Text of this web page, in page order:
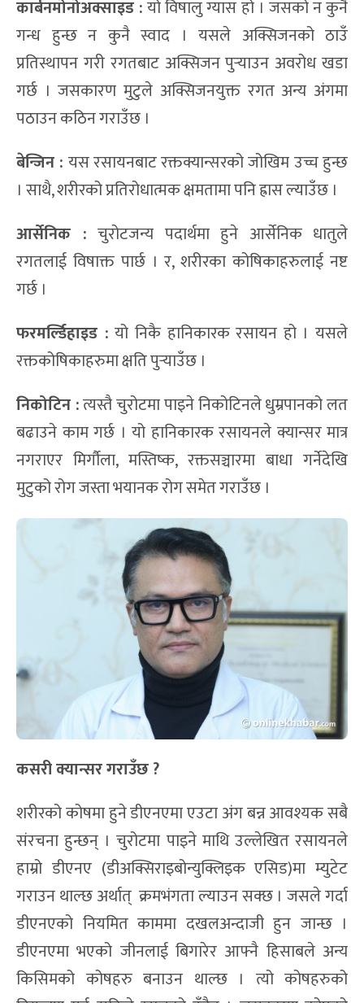
कार्बनमोनोअक्साइड :यो विषालु ग्यास हो । जसको न कुनै
गन्ध हुन्छ न कुनै स्वाद । यसले अक्सिजनको ठाउँ
प्रतिस्थापन गरी रगतबाट अक्सिजन पुर्‍याउन अवरोध खडा
गर्छ । जसकारण मुटुले अक्सिजनयुक्त रगत अन्य अंगमा
पठाउन कठिन गराउँछ ।
बेन्जिन : यस रसायनबाट रक्तक्यान्सरको जोखिम उच्च हुन्छ
। साथै, शरीरको प्रतिरोधात्मक क्षमतामा पनि ह्रास ल्याउँछ ।
आर्सेनिक : चुरोटजन्य पदार्थमा हुने आर्सेनिक धातुले
रगतलाई विषाक्त पार्छ । र, शरीरका कोषिकाहरुलाई नष्ट
गर्छ ।
फरमर्ल्डिहाइड : यो निकै हानिकारक रसायन हो । यसले
रक्तकोषिकाहरुमा क्षति पुर्‍याउँछ ।
निकोटिन :त्यस्तै चुरोटमा पाइने निकोटिनले धुम्रपानको लत
बढाउने काम गर्छ । यो हानिकारक रसायनले क्यान्सर मात्र
नगराएर मिर्गौला, मस्तिष्क, रक्तसञ्चारमा बाधा गर्नेदेखि
मुटुको रोग जस्ता भयानक रोग समेत गराउँछ ।
कसरी क्यान्सर गराउँछ ?
शरीरको कोषमा हुने डीएनएमा एउटा अंग बन्न आवश्यक सबै
संरचना हुन्छन् । चुरोटमा पाइने माथि उल्लेखित रसायनले
हाम्रो डीएनए (डीअक्सिराइबोन्युक्लिइक एसिड)मा म्युटेट
गराउन थाल्छ अर्थात् क्रमभंगता ल्याउन सक्छ । जसले गर्दा
डीएनएको नियमित काममा दखलअन्दाजी हुन जान्छ ।
डीएनएमा भएको जीनलाई बिगारेर आफ्नै हिसाबले अन्य
किसिमको कोषहरु बनाउन थाल्छ । त्यो कोषहरुको